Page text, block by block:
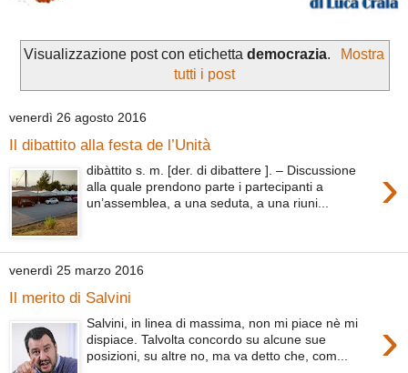
Visualizzazione post con etichettademocrazia.
Mostra
tutti i post
venerdì 26 agosto 2016
Il dibattito alla festa de l’Unità
›
dibàttito s. m. [der. di dibattere ]. – Discussione
alla quale prendono parte i partecipanti a
un’assemblea, a una seduta, a una riuni...
venerdì 25 marzo 2016
Il merito di Salvini
›
Salvini, in linea di massima, non mi piace nè mi
dispiace. Talvolta concordo su alcune sue
posizioni, su altre no, ma va detto che, com...